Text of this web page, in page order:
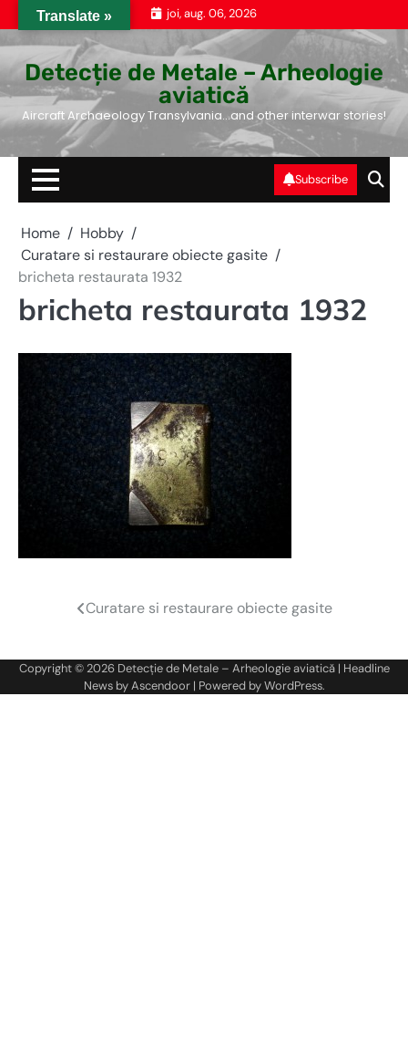
to
joi, aug. 06, 2026
Detecție de Metale – Arheologie
aviatică
Aircraft Archaeology Transylvania…and other interwar stories!
Subscribe
Home
Hobby
Curatare si restaurare obiecte gasite
bricheta restaurata 1932
bricheta restaurata 1932
Navigare
articole
Curatare si restaurare obiecte gasite
Copyright © 2026 Detecție de Metale – Arheologie aviatică| Headline
News byAscendoor| Powered byWordPress.
Translate »